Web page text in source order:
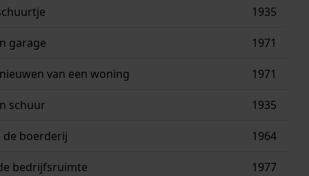
1935
garage 1971
van een woning 1971
schuur 1935
de boerderij 1964
bedrijfsruimte 1977